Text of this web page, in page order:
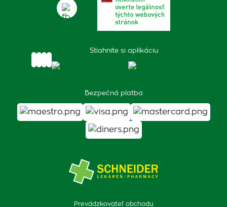
Prevádzkovateľ obchodu
Stiahnite si aplikáciu
Bezpečná platba